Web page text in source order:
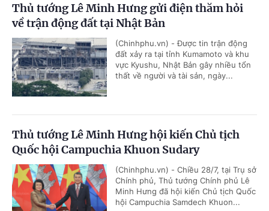
Thủ tướng Lê Minh Hưng gửi điện thăm hỏi
về trận động đất tại Nhật Bản
(Chinhphu.vn) - Được tin trận động
đất xảy ra tại tỉnh Kumamoto và khu
vực Kyushu, Nhật Bản gây nhiều tổn
thất về người và tài sản, ngày...
Thủ tướng Lê Minh Hưng hội kiến Chủ tịch
Quốc hội Campuchia Khuon Sudary
(Chinhphu.vn) - Chiều 28/7, tại Trụ sở
Chính phủ, Thủ tướng Chính phủ Lê
Minh Hưng đã hội kiến Chủ tịch Quốc
hội Campuchia Samdech Khuon...